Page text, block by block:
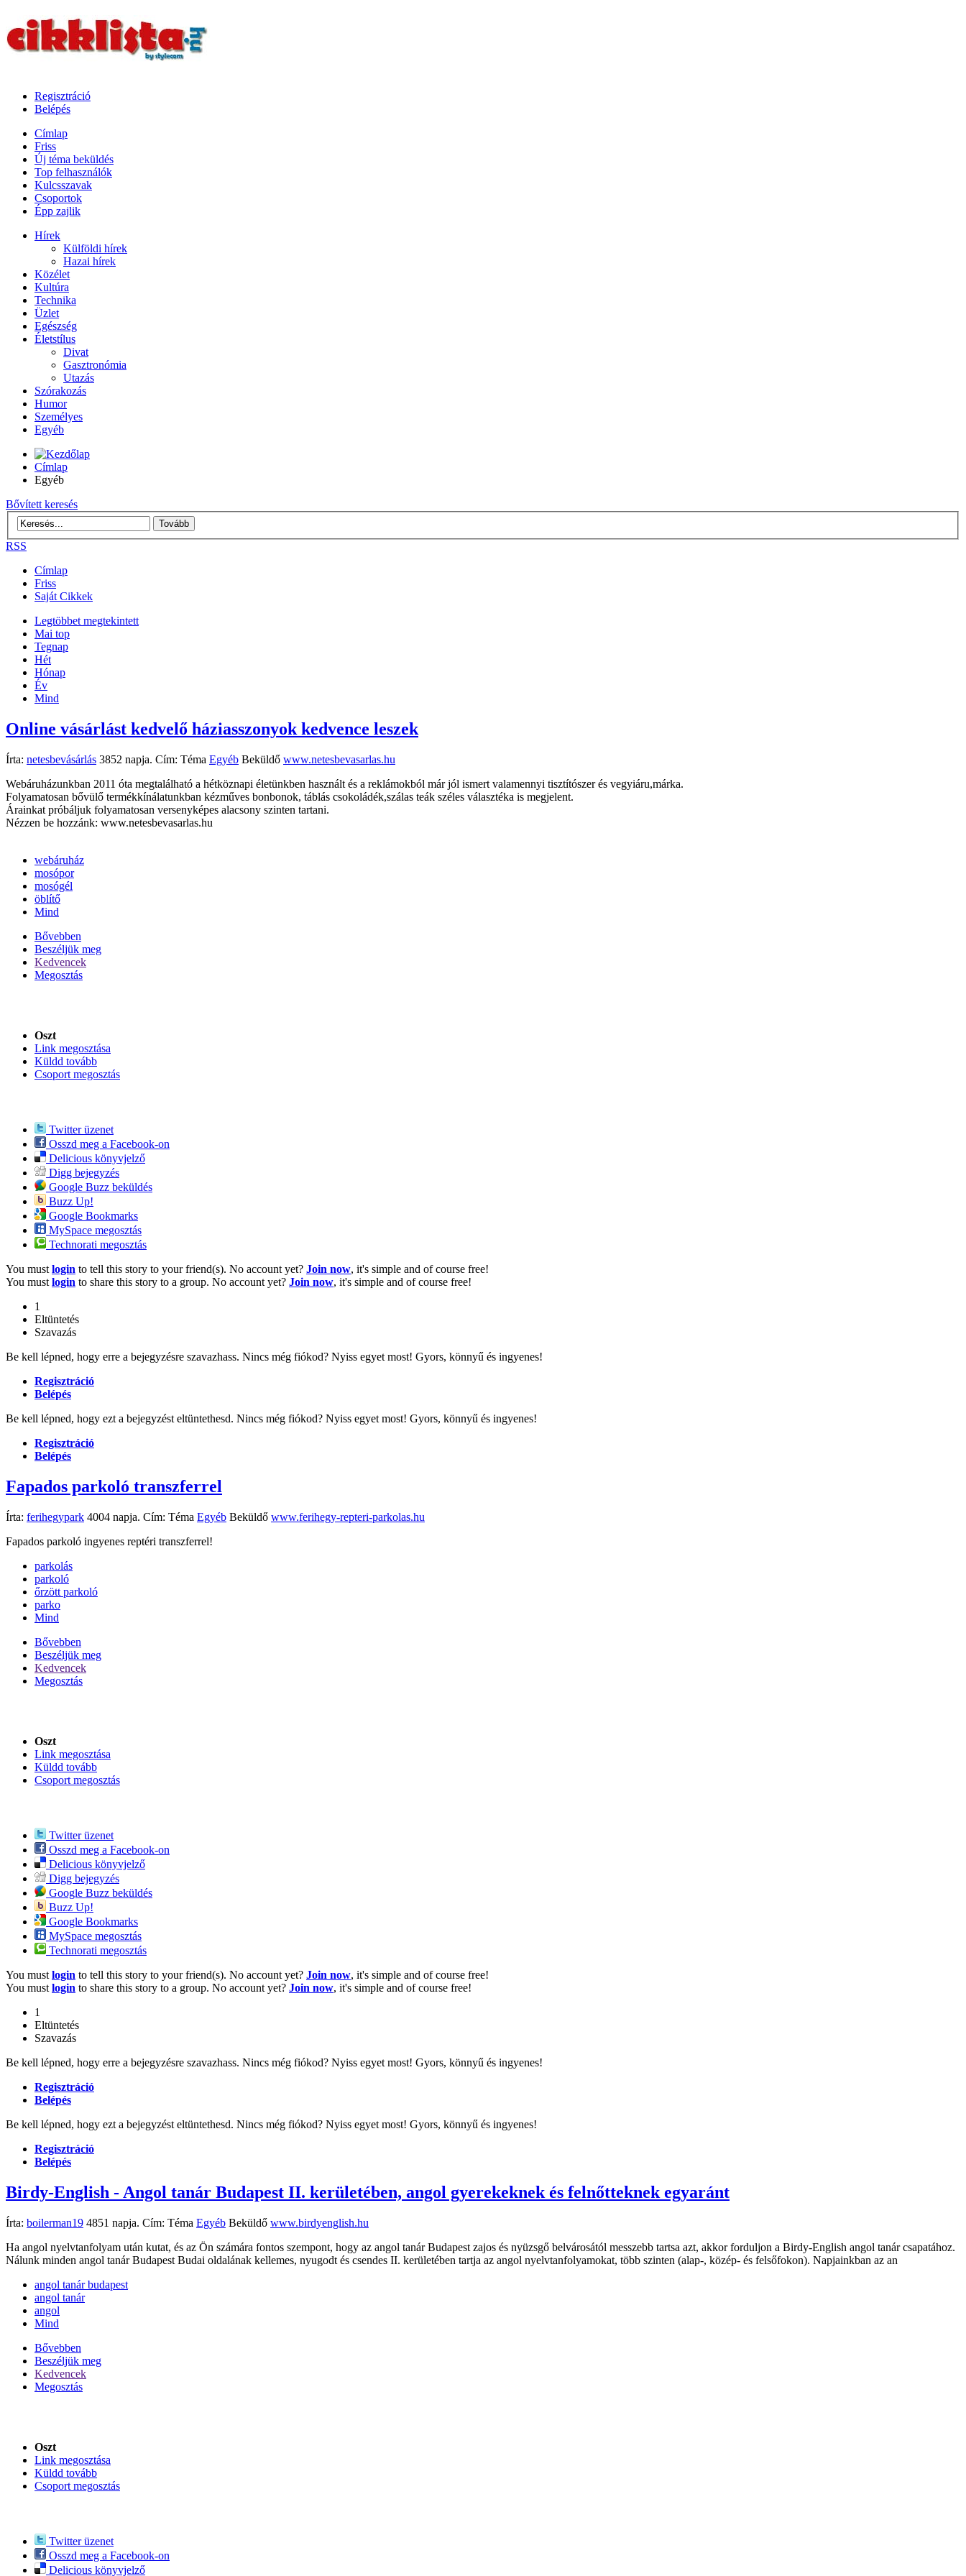
Regisztráció
Belépés
Címlap
Friss
Új téma beküldés
Top felhasználók
Kulcsszavak
Csoportok
Épp zajlik
Hírek
Külföldi hírek
Hazai hírek
Közélet
Kultúra
Technika
Üzlet
Egészség
Életstílus
Divat
Gasztronómia
Utazás
Szórakozás
Humor
Személyes
Egyéb
Címlap
Egyéb
Bővített keresés
RSS
Címlap
Friss
Saját Cikkek
Legtöbbet megtekintett
Mai top
Tegnap
Hét
Hónap
Év
Mind
Online vásárlást kedvelő háziasszonyok kedvence leszek
Írta: netesbevásárlás 3852 napja. Cím: Téma Egyéb Beküldő www.netesbevasarlas.hu
Webáruházunkban 2011 óta megtalálható a hétköznapi életünkben használt és a reklámokból már jól ismert valamennyi tisztítószer és vegyiáru,márka.
Folyamatosan bővülő termékkínálatunkban kézműves bonbonok, táblás csokoládék,szálas teák széles választéka is megjelent.
Árainkat próbáljuk folyamatosan versenyképes alacsony szinten tartani.
Nézzen be hozzánk: www.netesbevasarlas.hu
webáruház
mosópor
mosógél
öblítő
Mind
Bővebben
Beszéljük meg
Kedvencek
Megosztás
Oszt
Link megosztása
Küldd tovább
Csoport megosztás
Twitter üzenet
Osszd meg a Facebook-on
Delicious könyvjelző
Digg bejegyzés
Google Buzz beküldés
Buzz Up!
Google Bookmarks
MySpace megosztás
Technorati megosztás
You must login to tell this story to your friend(s). No account yet? Join now, it's simple and of course free!
You must login to share this story to a group. No account yet? Join now, it's simple and of course free!
1
Eltüntetés
Szavazás
Be kell lépned, hogy erre a bejegyzésre szavazhass. Nincs még fiókod? Nyiss egyet most! Gyors, könnyű és ingyenes!
Regisztráció
Belépés
Be kell lépned, hogy ezt a bejegyzést eltüntethesd. Nincs még fiókod? Nyiss egyet most! Gyors, könnyű és ingyenes!
Regisztráció
Belépés
Fapados parkoló transzferrel
Írta: ferihegypark 4004 napja. Cím: Téma Egyéb Beküldő www.ferihegy-repteri-parkolas.hu
Fapados parkoló ingyenes reptéri transzferrel!
parkolás
parkoló
őrzött parkoló
parko
Mind
Bővebben
Beszéljük meg
Kedvencek
Megosztás
Oszt
Link megosztása
Küldd tovább
Csoport megosztás
Twitter üzenet
Osszd meg a Facebook-on
Delicious könyvjelző
Digg bejegyzés
Google Buzz beküldés
Buzz Up!
Google Bookmarks
MySpace megosztás
Technorati megosztás
You must login to tell this story to your friend(s). No account yet? Join now, it's simple and of course free!
You must login to share this story to a group. No account yet? Join now, it's simple and of course free!
1
Eltüntetés
Szavazás
Be kell lépned, hogy erre a bejegyzésre szavazhass. Nincs még fiókod? Nyiss egyet most! Gyors, könnyű és ingyenes!
Regisztráció
Belépés
Be kell lépned, hogy ezt a bejegyzést eltüntethesd. Nincs még fiókod? Nyiss egyet most! Gyors, könnyű és ingyenes!
Regisztráció
Belépés
Birdy-English - Angol tanár Budapest II. kerületében, angol gyerekeknek és felnőtteknek egyaránt
Írta: boilerman19 4851 napja. Cím: Téma Egyéb Beküldő www.birdyenglish.hu
Ha angol nyelvtanfolyam után kutat, és az Ön számára fontos szempont, hogy az angol tanár Budapest zajos és nyüzsgő belvárosától messzebb tartsa azt, akkor forduljon a Birdy-English angol tanár csapatához.
Nálunk minden angol tanár Budapest Budai oldalának kellemes, nyugodt és csendes II. kerületében tartja az angol nyelvtanfolyamokat, több szinten (alap-, közép- és felsőfokon). Napjainkban az an
angol tanár budapest
angol tanár
angol
Mind
Bővebben
Beszéljük meg
Kedvencek
Megosztás
Oszt
Link megosztása
Küldd tovább
Csoport megosztás
Twitter üzenet
Osszd meg a Facebook-on
Delicious könyvjelző